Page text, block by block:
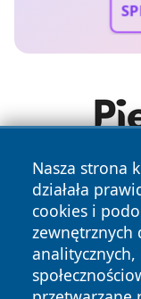
Nasza strona
działała
cookies i
zewnętrznych
Copyright © 2026